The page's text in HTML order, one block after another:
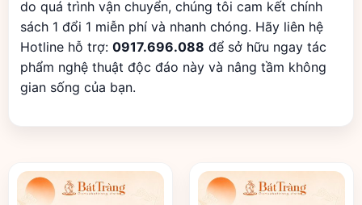
do quá trình vận chuyển, chúng tôi cam kết chính
sách 1 đổi 1 miễn phí và nhanh chóng. Hãy liên hệ
Hotline hỗ trợ: 0917.696.088 để sở hữu ngay tác
phẩm nghệ thuật độc đáo này và nâng tầm không
gian sống của bạn.